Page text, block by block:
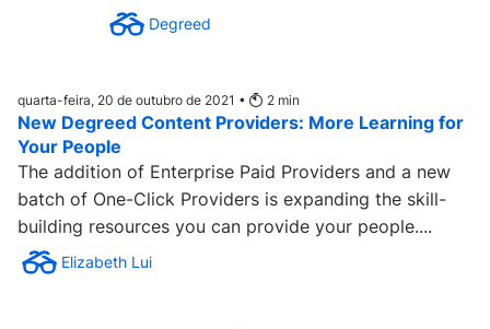
flowchart for guidance....
Degreed
quarta-feira, 20 de outubro de 2021 • 2 min
New Degreed Content Providers: More Learning for
Your People
The addition of Enterprise Paid Providers and a new
batch of One-Click Providers is expanding the skill-
building resources you can provide your people....
Elizabeth Lui